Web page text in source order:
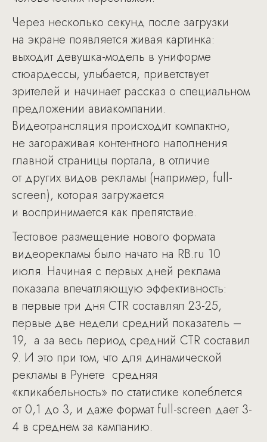
Через несколько секунд после загрузки
на экране появляется живая картинка:
выходит девушка-модель в униформе
стюардессы, улыбается, приветствует
зрителей и начинает рассказ о специальном
предложении авиакомпании.
Видеотрансляция происходит компактно,
не загораживая контентного наполнения
главной страницы портала, в отличие
от других видов рекламы (например, full-
screen), которая загружается
и воспринимается как препятствие.
Тестовое размещение нового формата
видеорекламы было начато на RB.ru 10
июля. Начиная с первых дней реклама
показала впечатляющую эффективность:
в первые три дня CTR составлял 23-25,
первые две недели средний показатель –
19, а за весь период средний CTR составил
9. И это при том, что для динамической
рекламы в Рунете средняя
«кликабельность» по статистике колеблется
от 0,1 до 3, и даже формат full-screen дает 3-
4 в среднем за кампанию.